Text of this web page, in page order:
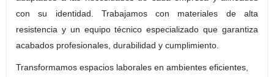
con su identidad. Trabajamos con materiales de alta
resistencia y un equipo técnico especializado que garantiza
acabados profesionales, durabilidad y cumplimiento.
Transformamos espacios laborales en ambientes eficientes,